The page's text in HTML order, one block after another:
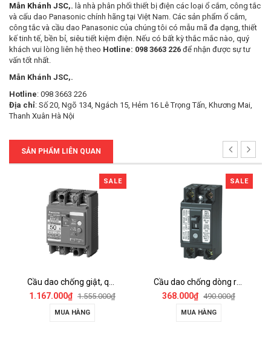
Mẫn Khánh JSC,. là nhà phân phối thiết bị điện các loại ổ cắm, công tắc
và cấu dao Panasonic chính hãng tại Việt Nam. Các sản phẩm ổ cắm,
công tắc và cầu dao Panasonic của chúng tôi có mẫu mã đa dạng, thiết
kế tinh tế, bền bỉ, siêu tiết kiệm điện. Nếu có bất kỳ thắc mắc nào, quý
khách vui lòng liên hệ theo Hotline: 098 3663 226 để nhận được sự tư
vấn tốt nhất.
Mẫn Khánh JSC,.
Hotline: 098 3663 226
Địa chỉ: Số 20, Ngõ 134, Ngách 15, Hẻm 16 Lê Trọng Tấn, Khương Mai,
Thanh Xuân Hà Nội
SẢN PHẨM LIÊN QUAN
SALE
1.167.000₫ 1.555.000₫
MUA HÀNG
SALE
368.000₫ 490.000₫
MUA HÀNG